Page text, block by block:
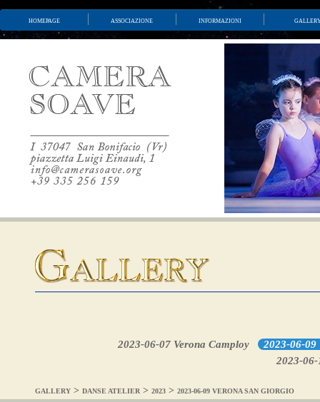
homepage associazione informazioni
2023-06-07 Verona Camploy
2023-06-09
2023-
GALLERY > DANSE ATELIER > 2023 > 2023-06-09 VERONA SAN GIORGIO